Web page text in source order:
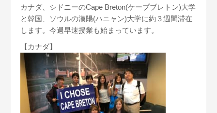
カナダ、シドニーのCape Breton(ケープブレトン)大学
と韓国、ソウルの漢陽(ハニャン)大学に約３週間滞在
します。今週早速授業も始まっています。
【カナダ】